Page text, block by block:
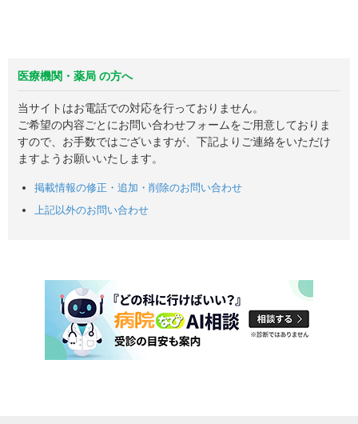
医療機関・薬局 の方へ
当サイトはお電話での対応を行っておりません。
ご希望の内容ごとにお問い合わせフォームをご用意しておりま
すので、お手数ではございますが、下記よりご連絡をいただけ
ますようお願いいたします。
掲載情報の修正・追加・削除のお問い合わせ
上記以外のお問い合わせ